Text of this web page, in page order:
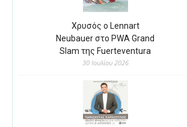
Χρυσός ο Lennart
Neubauer στο PWA Grand
Slam της Fuerteventura
30 Ιουλίου 2026